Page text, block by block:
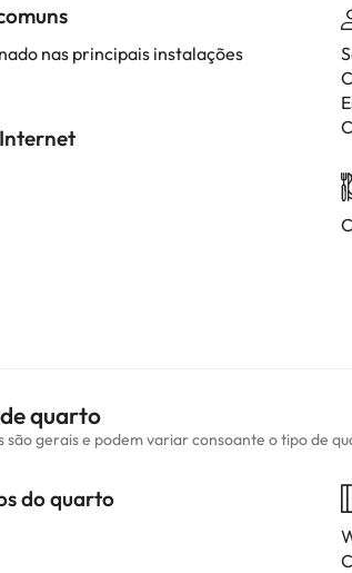
nas principais instalações
quarto
são gerais e podem variar consoante o tipo de
do quarto